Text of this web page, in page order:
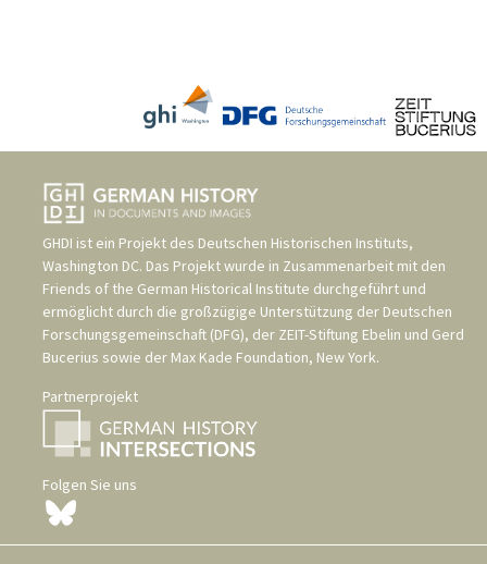
GHDI ist ein Projekt des Deutschen Historischen Instituts,
Washington DC. Das Projekt wurde in Zusammenarbeit mit den
Friends of the German Historical Institute durchgeführt und
ermöglicht durch die großzügige Unterstützung der Deutschen
Forschungsgemeinschaft (DFG), der ZEIT-Stiftung Ebelin und Gerd
Bucerius sowie der Max Kade Foundation, New York.
Partnerprojekt
Folgen Sie uns